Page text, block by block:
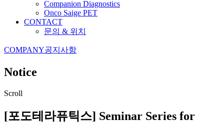
Companion Diagnostics
Onco Saige PET
CONTACT
문의 & 위치
COMPANY공지사항
Notice
Scroll
[포도테라퓨틱스] Seminar Series for